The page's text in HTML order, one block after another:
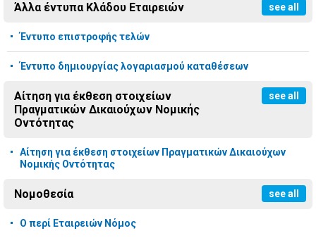
Άλλα έντυπα Κλάδου Εταιρειών see all
Έντυπο επιστροφής τελών
Έντυπο δημιουργίας λογαριασμού καταθέσεων
Αίτηση για έκθεση στοιχείων
Πραγματικών Δικαιούχων Νομικής
Οντότητας
see all
Αίτηση για έκθεση στοιχείων Πραγματικών Δικαιούχων
Νομικής Οντότητας
Νομοθεσία see all
Ο περί Εταιρειών Νόμος